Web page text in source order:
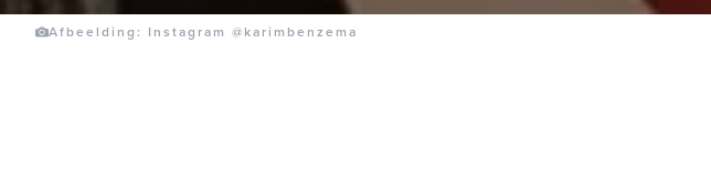
Afbeelding: Instagram @karimbenzema